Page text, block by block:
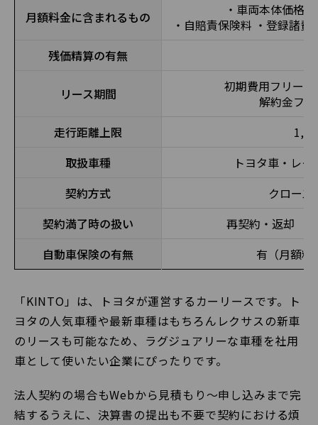
月額料金に含まれるもの
・車両本体価格
・自賠責保険料 ・登録諸
残価精算の有無
リース期間
初期費用フリー
解約金フ
走行距離上限
取扱車種
トヨタ車・レ
契約方式
クローズ
契約満了時の扱い
再契約・返却 （
自動車保険の有無
有（月額料
「KINTO」は、トヨタが運営するカーリースです。ト
ヨタの人気車種や最新車種はもちろんレクサスの新車
のリースも可能なため、ラグジュアリーな車種を社用
車として使いたい企業にぴったりです。
法人契約の場合もWebから見積もり〜申し込みまで完
結するうえに、決算書の提出も不要で契約における煩